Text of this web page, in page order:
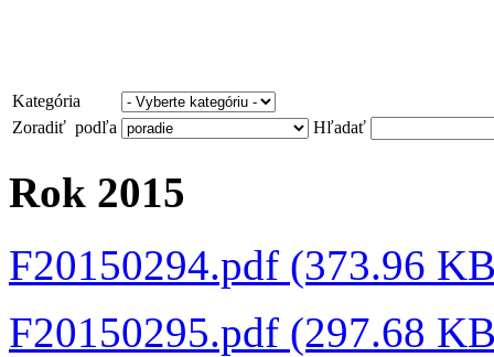
Kategória
Zoradiť podľa
Hľadať
Rok 2015
F20150294.pdf (373.96
F20150295.pdf (297.68